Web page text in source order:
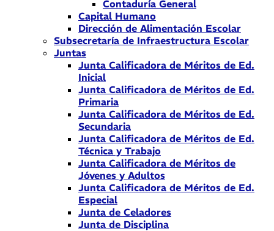
Contaduría General
Capital Humano
Dirección de Alimentación Escolar
Subsecretaría de Infraestructura Escolar
Juntas
Junta Calificadora de Méritos de Ed.
Inicial
Junta Calificadora de Méritos de Ed.
Primaria
Junta Calificadora de Méritos de Ed.
Secundaria
Junta Calificadora de Méritos de Ed.
Técnica y Trabajo
Junta Calificadora de Méritos de
Jóvenes y Adultos
Junta Calificadora de Méritos de Ed.
Especial
Junta de Celadores
Junta de Disciplina